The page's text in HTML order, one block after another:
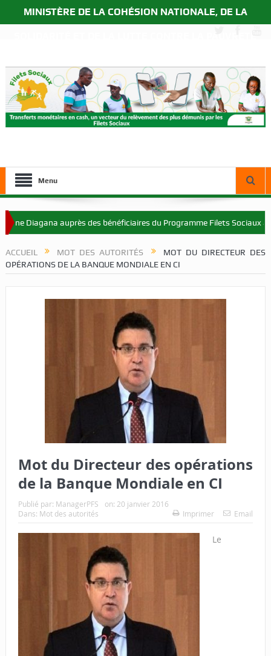
MINISTÈRE DE LA COHÉSION NATIONALE, DE LA
Menu
auprès des bénéficiaires du Programme Filets Sociaux à
ACCUEIL MOT DES AUTORITÉS
MOT DU DIRECTEUR DES
OPÉRATIONS DE LA BANQUE MONDIALE EN CI
Mot du Directeur des opérations
de la Banque Mondiale en CI
Publié par: ManagerPFS on: 20 janvier 2016
Dans: Mot des autorités Imprimer Email
Le